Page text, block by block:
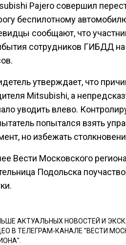
Pajero совершил
беспилотному
сообщают, что
сотрудников ГИБДД
утверждает, что
Mitsubishi, а
уводить влево.
попытался взять
но избежать
Вести Московского региона
Подольска
АКТУАЛЬНЫХ НОВОСТЕЙ И
В ТЕЛЕГРАМ-КАНАЛЕ "ВЕСТИ